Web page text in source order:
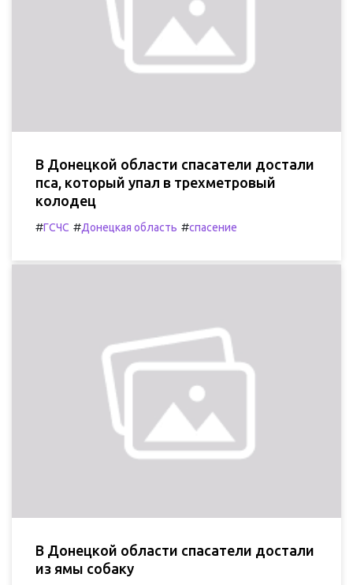
В Донецкой области спасатели достали
пса, который упал в трехметровый
колодец
#ГСЧС #Донецкая область #спасение
В Донецкой области спасатели достали
из ямы собаку